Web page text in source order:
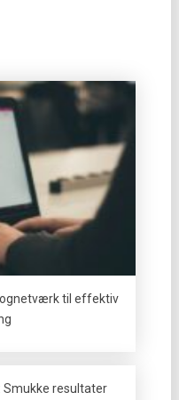
til effektiv
Smukke resultater